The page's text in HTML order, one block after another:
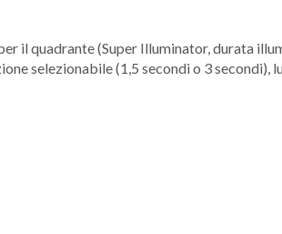
il quadrante (Super Illuminator, durata
selezionabile (1,5 secondi o 3 secondi),